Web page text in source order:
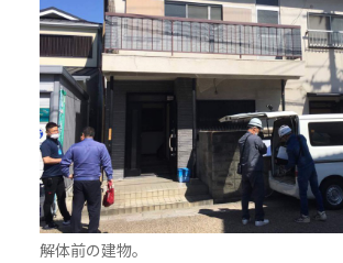
解体前の建物。